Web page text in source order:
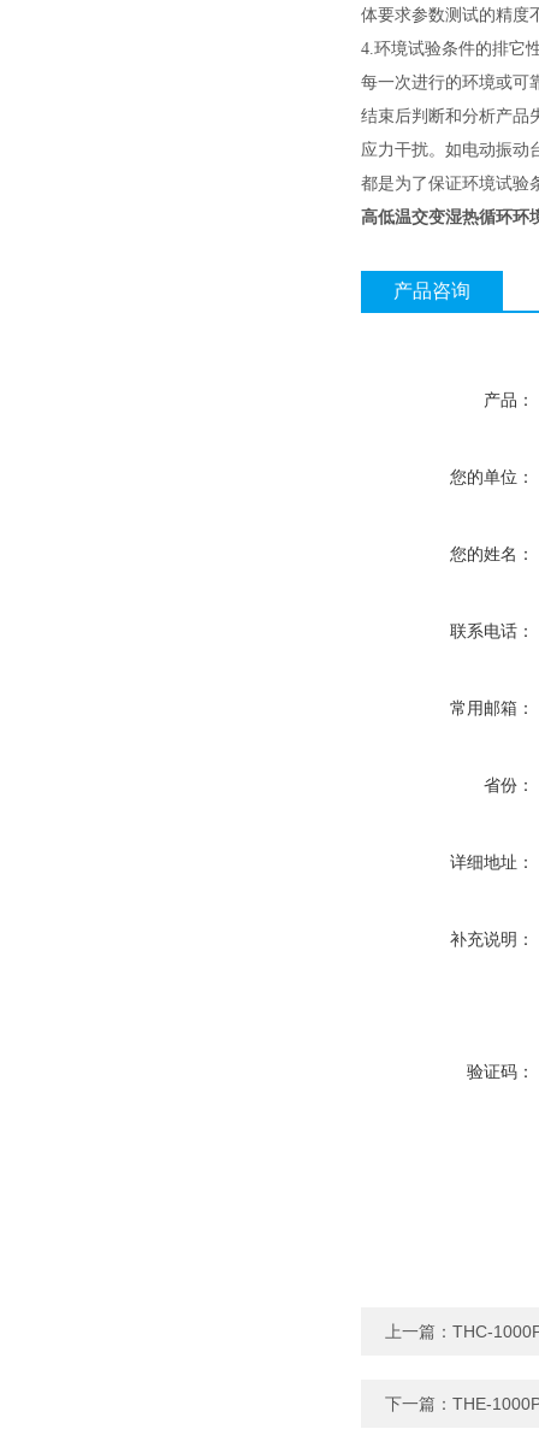
体要求参数测试的精度
4.环境试验条件的排它
每一次进行的环境或可
结束后判断和分析产品
应力干扰。如电动振动
都是为了保证环境试验
高低温交变湿热循环环
产品咨询
产品：
您的单位：
您的姓名：
联系电话：
常用邮箱：
省份：
详细地址：
补充说明：
验证码：
上一篇： THC-
下一篇： THE-